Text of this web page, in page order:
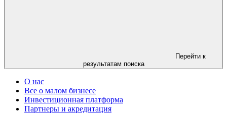
Перейти к
результатам поиска
О нас
Все о малом бизнесе
Инвестиционная платформа
Партнеры и акредитация